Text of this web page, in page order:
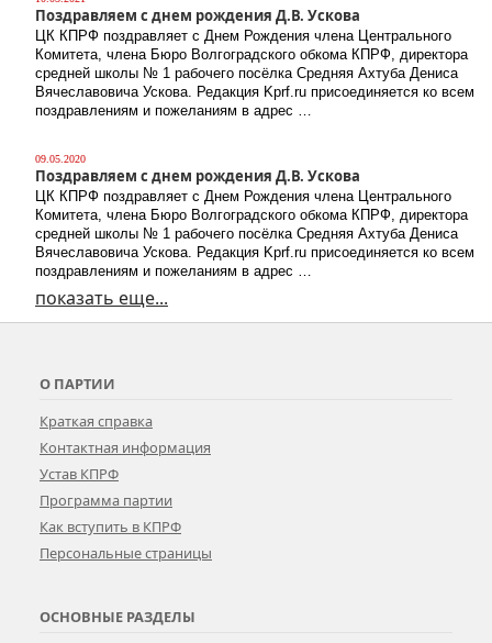
Поздравляем с днем рождения Д.В. Ускова
ЦК КПРФ поздравляет с Днем Рождения члена Центрального
Комитета, члена Бюро Волгоградского обкома КПРФ, директора
средней школы № 1 рабочего посёлка Средняя Ахтуба Дениса
Вячеславовича Ускова. Редакция Kprf.ru присоединяется ко всем
поздравлениям и пожеланиям в адрес …
09.05.2020
Поздравляем с днем рождения Д.В. Ускова
ЦК КПРФ поздравляет с Днем Рождения члена Центрального
Комитета, члена Бюро Волгоградского обкома КПРФ, директора
средней школы № 1 рабочего посёлка Средняя Ахтуба Дениса
Вячеславовича Ускова. Редакция Kprf.ru присоединяется ко всем
поздравлениям и пожеланиям в адрес …
показать еще...
О ПАРТИИ
Краткая справка
Контактная информация
Устав КПРФ
Программа партии
Как вступить в КПРФ
Персональные страницы
ОСНОВНЫЕ РАЗДЕЛЫ